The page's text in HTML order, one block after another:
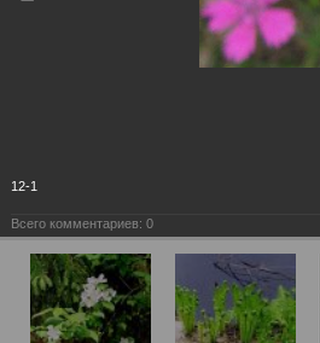
12-1
Всего комментариев: 0